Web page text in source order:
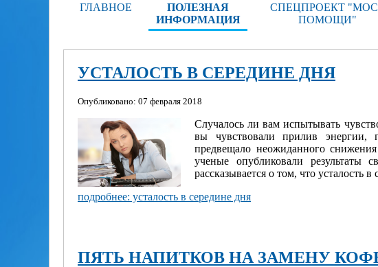
ГЛАВНОЕ
ПОЛЕЗНАЯ
ИНФОРМАЦИЯ
СПЕЦПРОЕКТ
ПОМОЩИ"
УСТАЛОСТЬ В СЕРЕДИНЕ ДНЯ
Опубликовано: 07 февраля 2018
Случалось ли вам испытывать
вы чувствовали прилив энергии,
предвещало неожиданного
ученые опубликовали результаты
рассказывается о том, что усталость
подробнее: усталость в середине дня
ПЯТЬ НАПИТКОВ НА ЗАМЕНУ